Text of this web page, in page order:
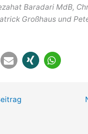
Baradari MdB,
Großhaus und